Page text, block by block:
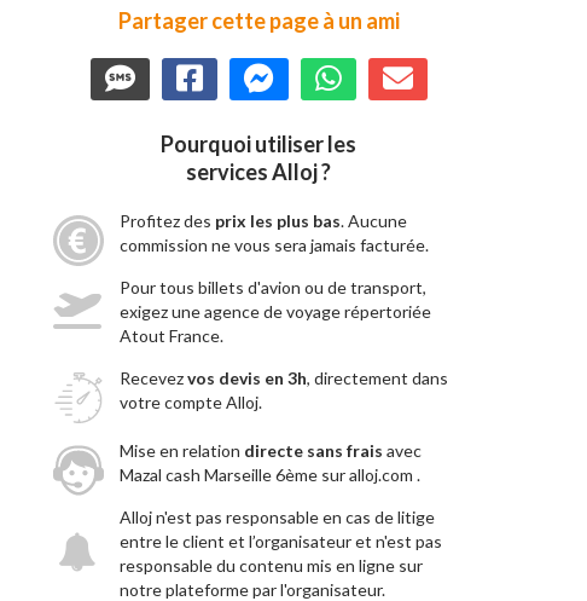
Partager cette page à un ami
Pourquoi utiliser les
services Alloj ?
Profitez des prix les plus bas. Aucune
commission ne vous sera jamais facturée.
Pour tous billets d'avion ou de transport,
exigez une agence de voyage répertoriée
Atout France.
Recevezvos devis en 3h, directement dans
votre compte Alloj.
Mise en relation directe sans frais avec
Mazal cash Marseille 6ème sur alloj.com .
Alloj n'est pas responsable en cas de litige
entre le client et l’organisateur et n'est pas
responsable du contenu mis en ligne sur
notre plateforme par l'organisateur.